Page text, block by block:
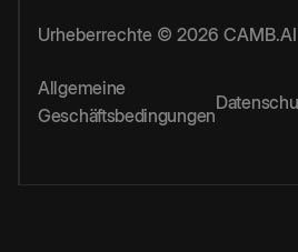
Urheberrechte © 2026 CAMB.AI
Allgemeine
Geschäftsbedingungen